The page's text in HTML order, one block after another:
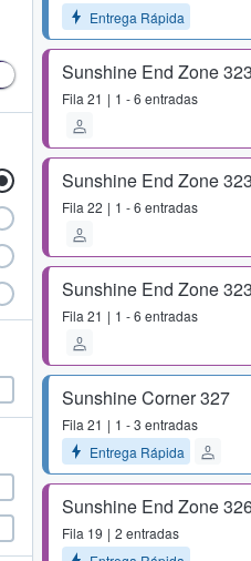
Entrega Rápida
Sunshine End Zone 323
Fila 21 1 - 6 entradas
Sunshine End Zone 323
Fila 22 1 - 6 entradas
Sunshine End Zone 323
Fila 21 1 - 6 entradas
Sunshine Corner 327
Fila 21
1 - 3 entradas
Entrega Rápida
Sunshine End Zone
Fila 19
2 entradas